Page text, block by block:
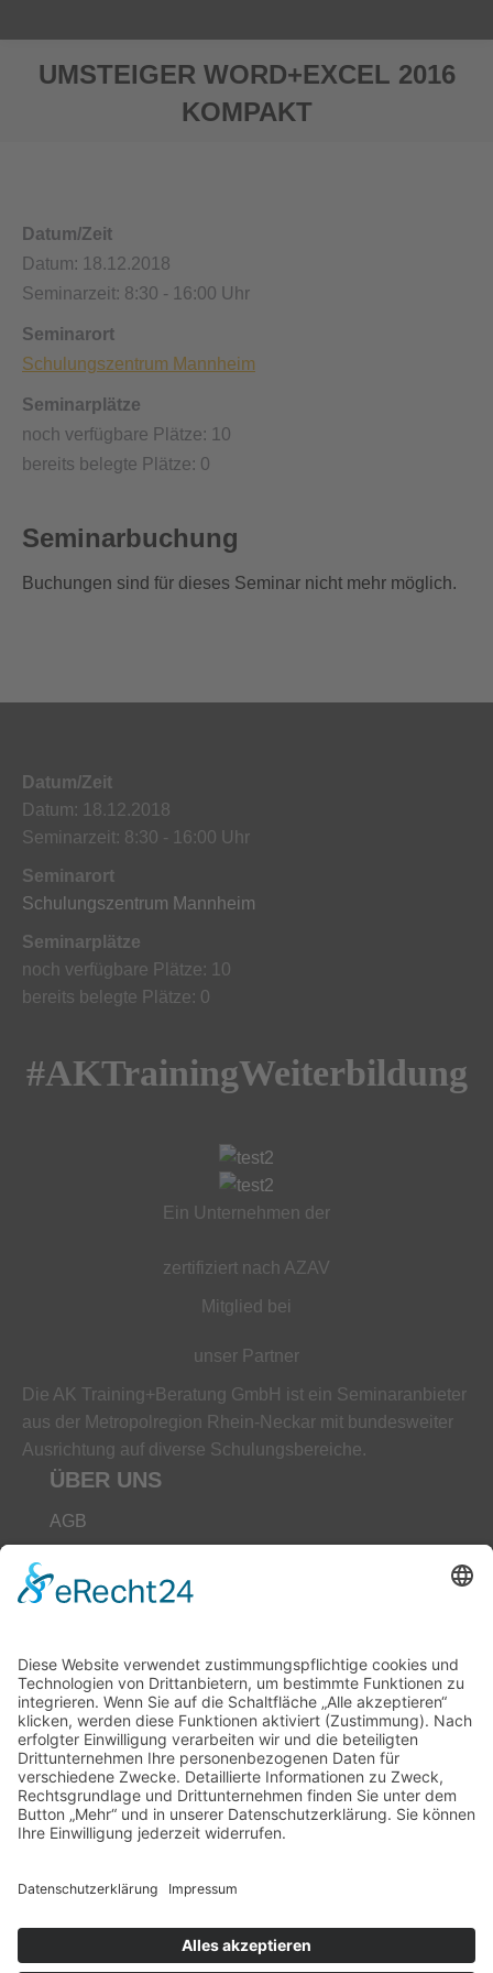
UMSTEIGER WORD+EXCEL 2016
KOMPAKT
Datum/Zeit
Datum: 18.12.2018
Seminarzeit: 8:30 - 16:00 Uhr
Seminarort
Schulungszentrum Mannheim
Seminarplätze
noch verfügbare Plätze: 10
bereits belegte Plätze: 0
Seminarbuchung
Buchungen sind für dieses Seminar nicht mehr möglich.
Datum/Zeit
Datum: 18.12.2018
Seminarzeit: 8:30 - 16:00 Uhr
Seminarort
Schulungszentrum Mannheim
Seminarplätze
noch verfügbare Plätze: 10
bereits belegte Plätze: 0
#AKTrainingWeiterbildung
Ein Unternehmen der
zertifiziert nach AZAV
Mitglied bei
unser Partner
Die AK Training+Beratung GmbH ist ein Seminaranbieter
aus der Metropolregion Rhein-Neckar mit bundesweiter
Ausrichtung auf diverse Schulungsbereiche.
ÜBER UNS
AGB
Datenschutz
Unser Leitbild
Downloads
Kontakt
Hilfe
Seminarbuchung
Buchungen sind für dieses Seminar nicht mehr möglich.